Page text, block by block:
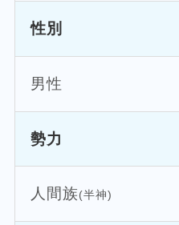
性別
男性
勢力
人間族(半神)